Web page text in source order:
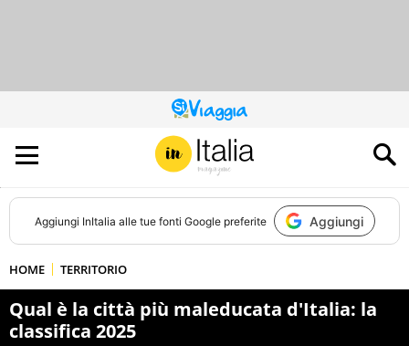
QUESTO
SITO
CONTRIBUISCE
ALL’AUDIENCE
DI
Aggiungi InItalia alle tue fonti Google preferite Aggiungi
HOME TERRITORIO
Qual è la città più maleducata d'Italia: la
classifica 2025